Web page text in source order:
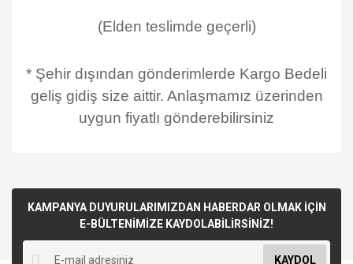
(Elden teslimde geçerli)
* Şehir dışından gönderimlerde Kargo Bedeli
geliş gidiş size aittir. Anlaşmamız üzerinden
uygun fiyatlı gönderebilirsiniz
KAMPANYA DUYURULARIMIZDAN HABERDAR OLMAK İÇİN
E-BÜLTENİMİZE KAYDOLABİLİRSİNİZ!
KAYDOL